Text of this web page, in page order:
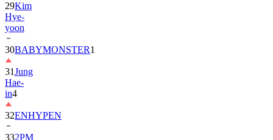
yoon
30BABYMONSTER
31Jung
Hae-
in4
32ENHYPEN
332PM
34ILLIT